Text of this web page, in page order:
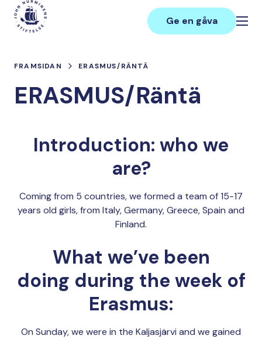
Hoppa
innehåll
Main
Ge en gåva
FRAMSIDAN ERASMUS/RÄNTÄ
ERASMUS/Räntä
Introduction: who we
are?
Coming from 5 countries, we formed a team of 15-17
years old girls, from Italy, Germany, Greece, Spain and
Finland.
What we’ve been
doing during the week of
Erasmus:
On Sunday, we were in the Kaljasjärvi and we gained